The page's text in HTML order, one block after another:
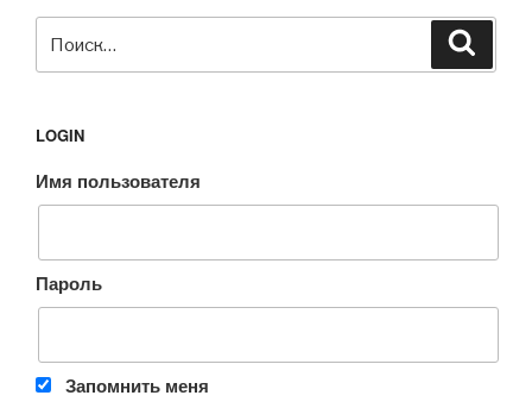
LOGIN
Имя пользователя
Пароль
Запомнить меня